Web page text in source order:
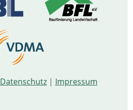
Datenschutz| Impressum